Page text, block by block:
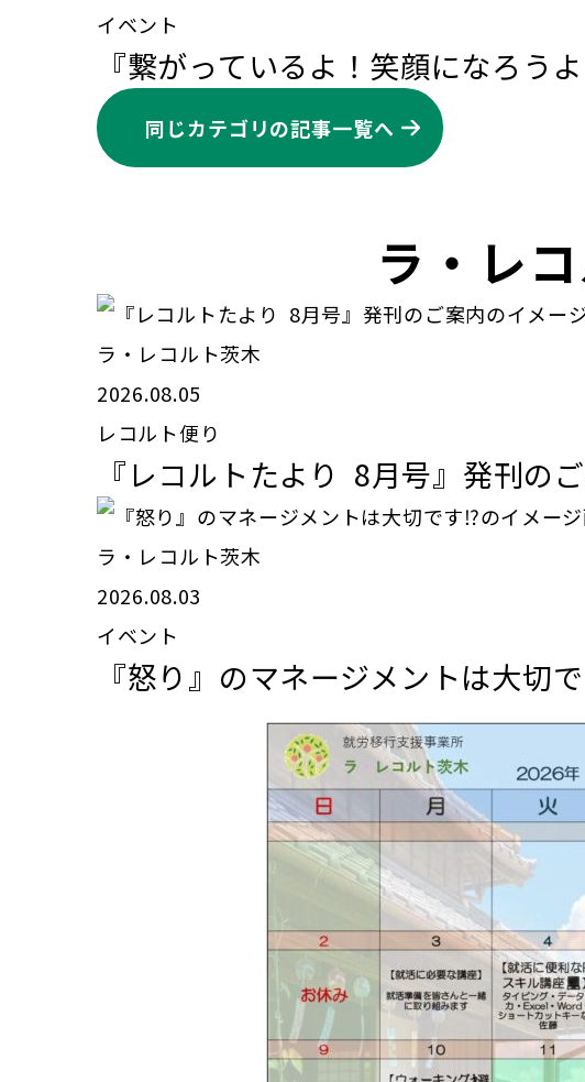
イベント
『繋がっているよ！笑顔になろう
同じカテゴリの記事⼀覧へ
ラ・レ
ラ・レコルト茨木
2026.08.05
レコルト便り
『レコルトたより 8月号』発刊の
ラ・レコルト茨木
2026.08.03
イベント
『怒り』のマネージメントは大切